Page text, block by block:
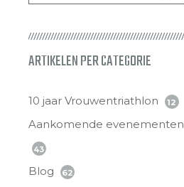
ARTIKELEN PER CATEGORIE
10 jaar Vrouwentriathlon 12
Aankomende evenementen
43
Blog 62